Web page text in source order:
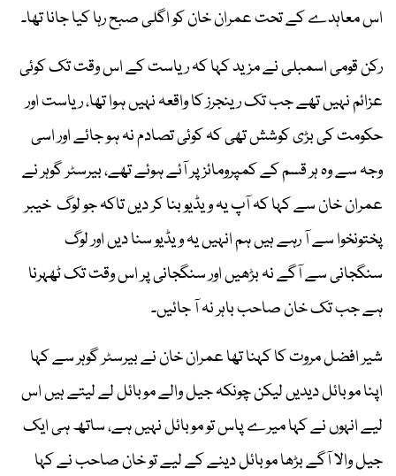
اس معاہدے کے تحت عمران خان کو اگلی صبح رہا کیا جانا تھا۔
رکن قومی اسمبلی نے مزید کہا کہ ریاست کے اس وقت تک کوئی
عزائم نہیں تھے جب تک رینجرز کا واقعہ نہیں ہوا تھا، ریاست اور
حکومت کی بڑی کوشش تھی کہ کوئی تصادم نہ ہو جائے اور اسی
وجہ سے وہ ہر قسم کے کمپرومائز پر آئے ہوئے تھے، بیرسٹر گوہر نے
عمران خان سے کہا کہ آپ یہ ویڈیو بنا کر دیں تاکہ جو لوگ خیبر
پختونخوا سے آ رہے ہیں ہم انہیں یہ ویڈیو سنا دیں اور لوگ
سنگجانی سے آگے نہ بڑھیں اور سنگجانی پر اس وقت تک ٹھہرنا
ہے جب تک خان صاحب باہر نہ آ جائیں۔
شیر افضل مروت کا کہنا تھا عمران خان نے بیرسٹر گوہر سے کہا
اپنا موبائل دیدیں لیکن چونکہ جیل والے موبائل لے لیتے ہیں اس
لیے انہوں نے کہا میرے پاس تو موبائل نہیں ہے، ساتھ ہی ایک
جیل والا آگے بڑھا موبائل دینے کے لیے تو خان صاحب نے کہا